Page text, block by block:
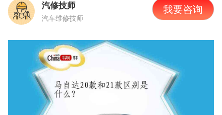
汽修技师
汽车维修技师
我要咨询